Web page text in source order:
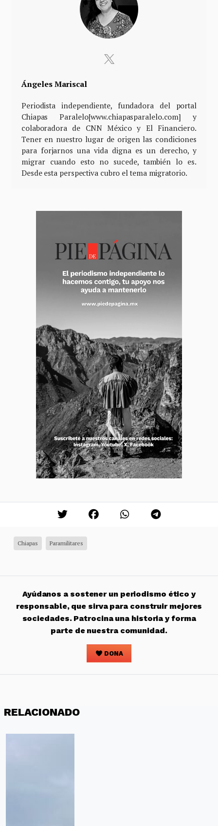
Ángeles Mariscal
Periodista independiente, fundadora del portal
Chiapas Paralelo[www.chiapasparalelo.com] y
colaboradora de CNN México y El Financiero.
Tener en nuestro lugar de origen las condiciones
para forjarnos una vida digna es un derecho, y
migrar cuando esto no sucede, también lo es.
Desde esta perspectiva cubro el tema migratorio.
Chiapas Paramilitares
Ayúdanos a sostener un periodismo ético y
responsable, que sirva para construir mejores
sociedades. Patrocina una historia y forma
parte de nuestra comunidad.
DONA
RELACIONADO